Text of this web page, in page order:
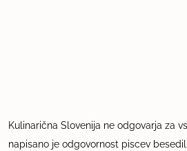
Kulinarična Slovenija ne odgovarja za
napisano je odgovornost piscev besedil.